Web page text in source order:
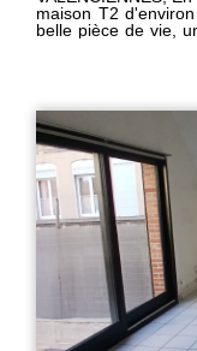
maison T2
belle pièce de vie,